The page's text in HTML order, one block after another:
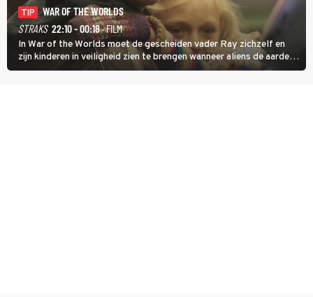
TIP
WAR OF THE WORLDS
STRAKS 22:10 - 00:18· FILM
In War of the Worlds moet de gescheiden vader Ray zichzelf en
zijn kinderen in veiligheid zien te brengen wanneer aliens de aarde
aanvallen.